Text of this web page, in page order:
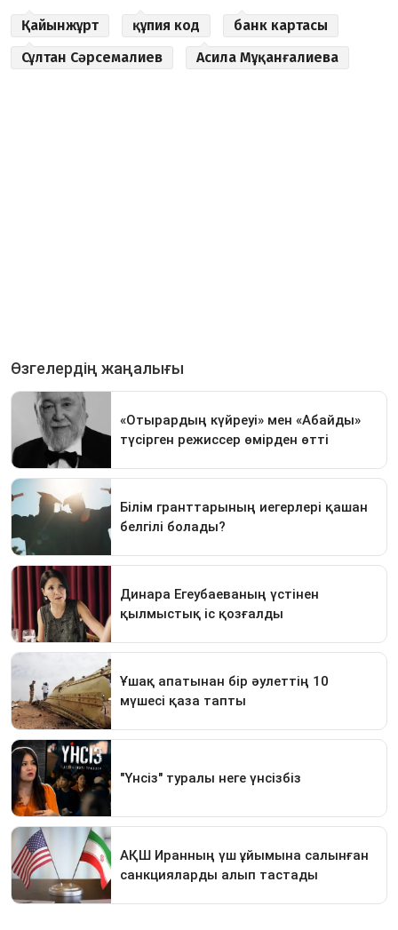
Қайынжұрт құпия код
банк картасы
Сұлтан Сәрсемалиев
Асила Мұқанғалиева